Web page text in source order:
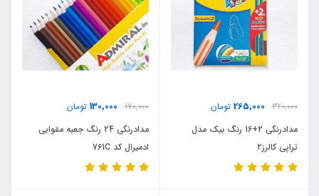
320,000
265,000 تومان
مدادرنگی 2+16 رنگ بیک مدل
تراپی کالرز۲
170,000
130,000 تومان
مدادرنگی 24 رنگ جعبه مقوایی
ادمیرال کد 761C